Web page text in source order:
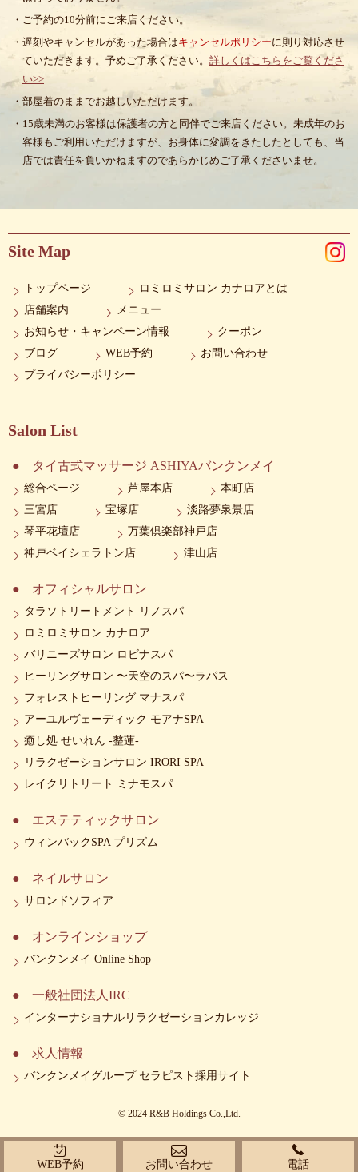
・ご予約の10分前にご来店ください。
・遅刻やキャンセルがあった場合はキャンセルポリシーに則り対応させ
ていただきます。予めご了承ください。 詳しくはこちらをご覧くださ
い>>
・部屋着のままでお越しいただけます。
・15歳未満のお客様は保護者の方と同伴でご来店ください。未成年のお
客様もご利用いただけますが、お身体に変調をきたしたとしても、当
店では責任を負いかねますのであらかじめご了承くださいませ。
Site Map
トップページ
ロミロミサロン カナロアとは
店舗案内
メニュー
お知らせ・キャンペーン情報
クーポン
ブログ
WEB予約
お問い合わせ
プライバシーポリシー
Salon List
タイ古式マッサージ ASHIYAバンクンメイ
総合ページ 芦屋本店
本町店
三宮店
宝塚店
淡路夢泉景店
琴平花壇店
万葉倶楽部神戸店
神戸ベイシェラトン店
津山店
オフィシャルサロン
タラソトリートメント リノスパ
ロミロミサロン カナロア
バリニーズサロン ロビナスパ
ヒーリングサロン 〜天空のスパ〜ラパス
フォレストヒーリング マナスパ
アーユルヴェーディック モアナSPA
癒し処 せいれん -整蓮-
リラクゼーションサロン IRORI SPA
レイクリトリート ミナモスパ
エステティックサロン
ウィンバックSPA プリズム
ネイルサロン
サロンドソフィア
オンラインショップ
バンクンメイ Online Shop
一般社団法人IRC
インターナショナルリラクゼーションカレッジ
求人情報
バンクンメイグループ セラピスト採用サイト
© 2024 R&B Holdings Co.,Ltd.
WEB予約 お問い合わせ 電話